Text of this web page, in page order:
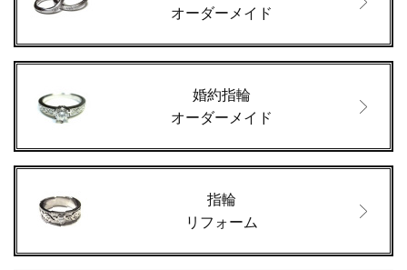
オーダーメイド
婚約指輪
オーダーメイド
指輪
リフォーム